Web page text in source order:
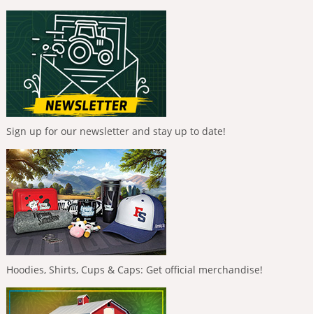
Sign up for our newsletter and stay up to date!
Hoodies, Shirts, Cups & Caps: Get official merchandise!